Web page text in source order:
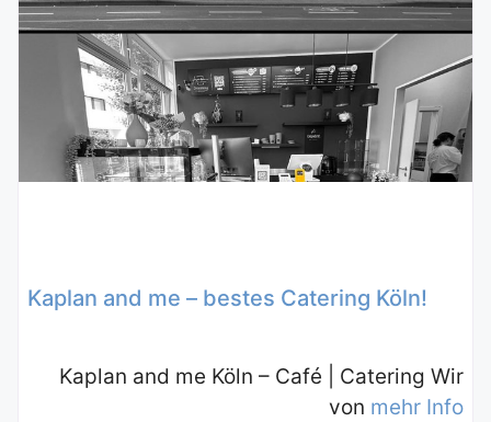
Kaplan and me – bestes Catering Köln!
Kaplan and me Köln – Café | Catering Wir
von mehr Info